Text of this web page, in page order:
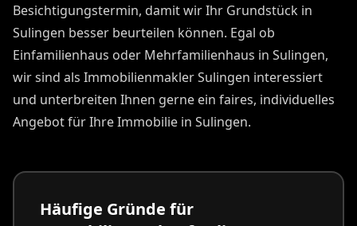
Besichtigungstermin, damit wir Ihr Grundstück in
Sulingen besser beurteilen können. Egal ob
Einfamilienhaus oder Mehrfamilienhaus in Sulingen,
wir sind als Immobilienmakler Sulingen interessiert
und unterbreiten Ihnen gerne ein faires, individuelles
Angebot für Ihre Immobilie in Sulingen.
Häufige Gründe für